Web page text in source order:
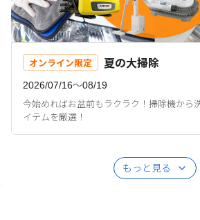
オンライン限定 夏の大掃除
2026/07/16〜08/19
今始めればお盆前もラクラク！掃除機から
イテムを厳選！
もっと見る